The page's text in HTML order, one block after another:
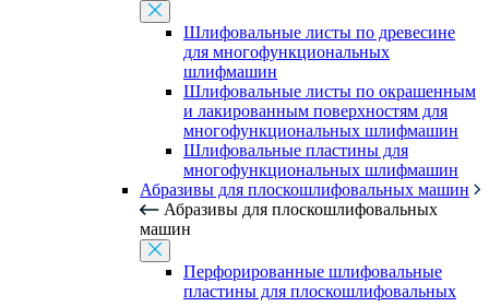
Шлифовальные листы по древесине
для многофункциональных
шлифмашин
Шлифовальные листы по окрашенным
и лакированным поверхностям для
многофункциональных шлифмашин
Шлифовальные пластины для
многофункциональных шлифмашин
Абразивы для плоскошлифовальных машин
Абразивы для плоскошлифовальных
машин
Перфорированные шлифовальные
пластины для плоскошлифовальных